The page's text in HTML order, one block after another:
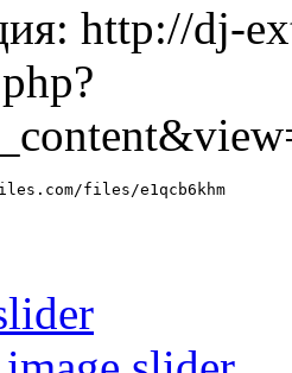
http://dj-
files/e1qcb6khm